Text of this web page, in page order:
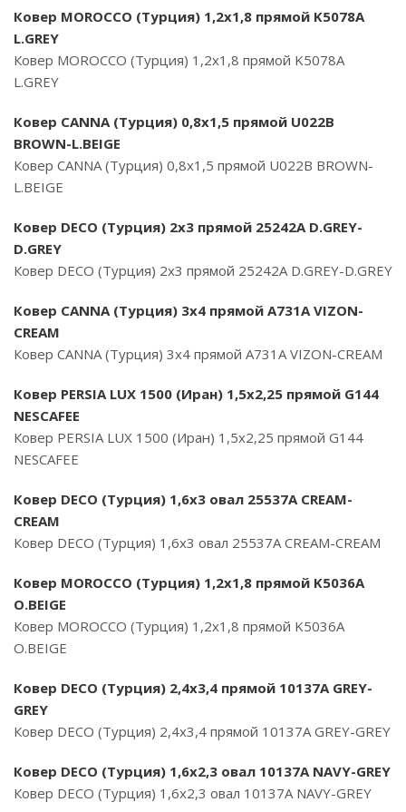
Ковер MOROCCO (Турция) 1,2х1,8 прямой K5078A
L.GREY
Ковер MOROCCO (Турция) 1,2х1,8 прямой K5078A
L.GREY
Ковер CANNA (Турция) 0,8х1,5 прямой U022B
BROWN-L.BEIGE
Ковер CANNA (Турция) 0,8х1,5 прямой U022B BROWN-
L.BEIGE
Ковер DECO (Турция) 2х3 прямой 25242A D.GREY-
D.GREY
Ковер DECO (Турция) 2х3 прямой 25242A D.GREY-D.GREY
Ковер CANNA (Турция) 3х4 прямой A731A VIZON-
CREAM
Ковер CANNA (Турция) 3х4 прямой A731A VIZON-CREAM
Ковер PERSIA LUX 1500 (Иран) 1,5х2,25 прямой G144
NESCAFEE
Ковер PERSIA LUX 1500 (Иран) 1,5х2,25 прямой G144
NESCAFEE
Ковер DECO (Турция) 1,6х3 овал 25537A CREAM-
CREAM
Ковер DECO (Турция) 1,6х3 овал 25537A CREAM-CREAM
Ковер MOROCCO (Турция) 1,2х1,8 прямой K5036A
O.BEIGE
Ковер MOROCCO (Турция) 1,2х1,8 прямой K5036A
O.BEIGE
Ковер DECO (Турция) 2,4х3,4 прямой 10137A GREY-
GREY
Ковер DECO (Турция) 2,4х3,4 прямой 10137A GREY-GREY
Ковер DECO (Турция) 1,6х2,3 овал 10137A NAVY-GREY
Ковер DECO (Турция) 1,6х2,3 овал 10137A NAVY-GREY